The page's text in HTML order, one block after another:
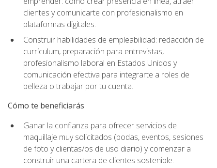
clientes y comunicarte con profesionalismo en
plataformas digitales.
Construir habilidades de empleabilidad: redacción de
currículum, preparación para entrevistas,
profesionalismo laboral en Estados Unidos y
comunicación efectiva para integrarte a roles de
belleza o trabajar por tu cuenta.
Cómo te beneficiarás
Ganar la confianza para ofrecer servicios de
maquillaje muy solicitados (bodas, eventos, sesiones
de foto y clientas/os de uso diario) y comenzar a
construir una cartera de clientes sostenible.